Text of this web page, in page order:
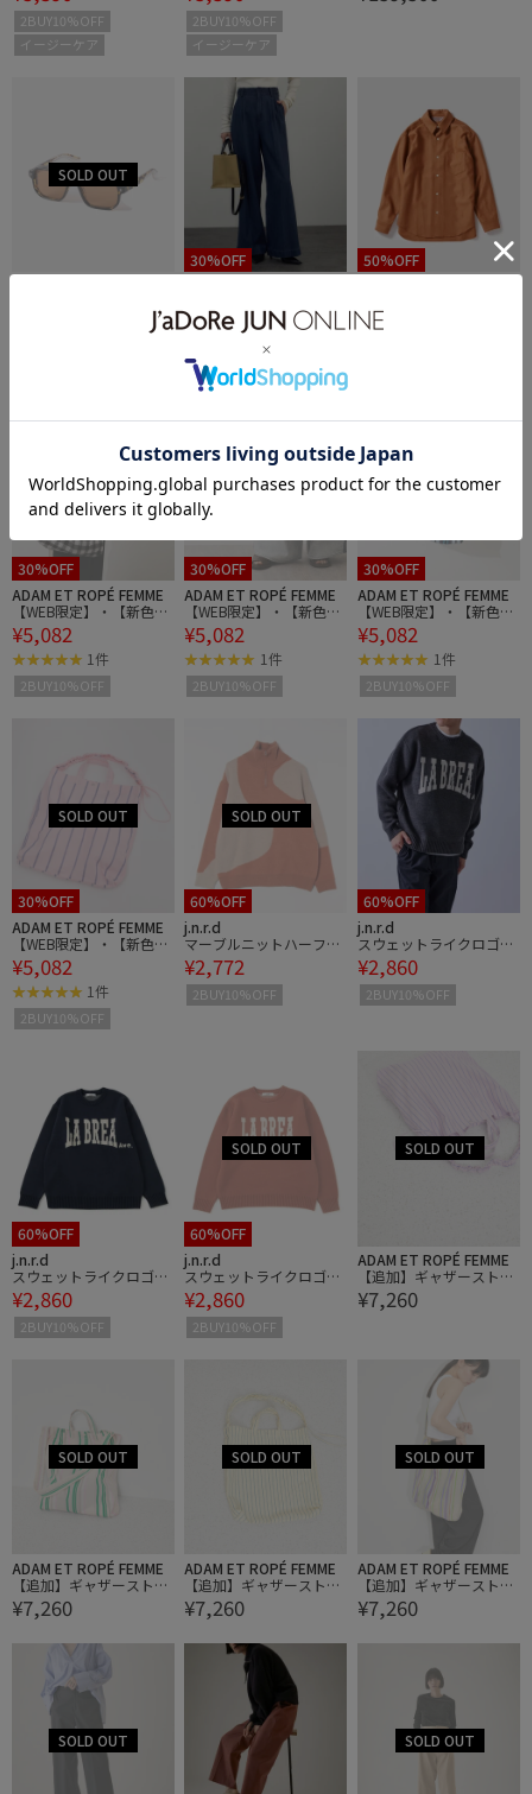
プ対応
2BUY10%OFF
イージーケア
プ対応
2BUY10%OFF
イージーケア
30%OFF
ANTS
¥16,170
2BUY10%OFF
50%OFF
USE】Virgin Wool & Cas
¥29,700
30%OFF
ADAM ET ROPÉ FEMME
【WEB限定】・【新色追
加】ギャザー2WAYショ
ルダーバッグ
¥5,082
1件
2BUY10%OFF
30%OFF
ADAM ET ROPÉ FEMME
【WEB限定】・【新色追
加】ギャザー2WAYショ
ルダーバッグ
¥5,082
1件
2BUY10%OFF
30%OFF
ADAM ET ROPÉ FEMME
【WEB限定】・【新色追
加】ギャザー2WAYショ
ルダーバッグ
¥5,082
1件
2BUY10%OFF
30%OFF
ADAM ET ROPÉ FEMME
【WEB限定】・【新色追
加】ギャザー2WAYショ
ルダーバッグ
¥5,082
1件
2BUY10%OFF
60%OFF
j.n.r.d
マーブルニットハーフZI
P
¥2,772
2BUY10%OFF
60%OFF
j.n.r.d
スウェットライクロゴニ
ット
¥2,860
2BUY10%OFF
60%OFF
j.n.r.d
スウェットライクロゴニ
ット
¥2,860
2BUY10%OFF
60%OFF
j.n.r.d
スウェットライクロゴニ
ット
¥2,860
2BUY10%OFF
ADAM ET ROPÉ FEMME
【追加】ギャザーストラ
イプショルダーバッグ
¥7,260
ADAM ET ROPÉ FEMME
【追加】ギャザーストラ
イプショルダーバッグ
¥7,260
ADAM ET ROPÉ FEMME
【追加】ギャザーストラ
イプショルダーバッグ
¥7,260
ADAM ET ROPÉ FEMME
【追加】ギャザーストラ
イプショルダーバッグ
¥7,260